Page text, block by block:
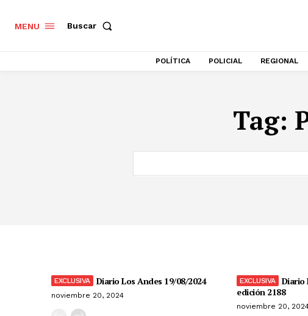
MENU Buscar
POLÍTICA POLICIAL REGIONAL
Tag:
Diario Los Andes 19/08/2024
noviembre 20, 2024
Diario
edición 2188
noviembre 20,